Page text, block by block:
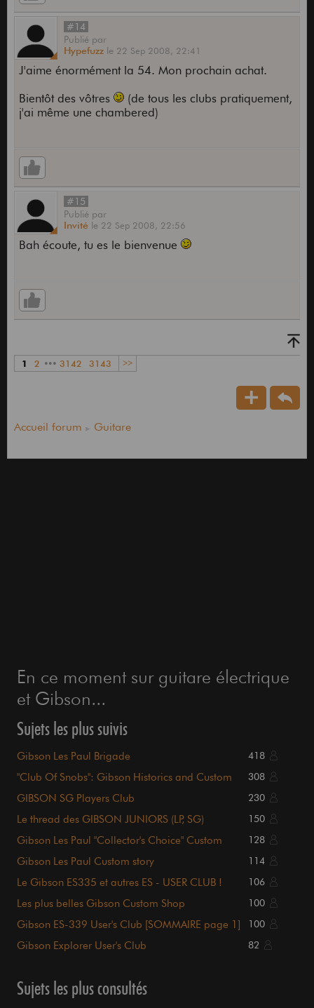
#14
Publié par
Hypefuzz le 22 Sep 2008, 22:41
J'aime énormément la 54. Mon prochain achat.
Bientôt des vôtres
(de tous les clubs pratiquement,
j'ai même une chambered)
#15
Publié par
Invité le 22 Sep 2008, 22:56
Bah écoute, tu es le bienvenue
1 2 ••• 3142 3143 >>
Accueil forum Guitare
En ce moment sur guitare électrique
et Gibson...
Sujets les plus suivis
Gibson Les Paul Brigade 418
"Club Of Snobs": Gibson Historics and Custom
308
GIBSON SG Players Club 230
Le thread des GIBSON JUNIORS (LP, SG) 150
Gibson Les Paul "Collector's Choice" Custom
128
Gibson Les Paul Custom story 114
Le Gibson ES335 et autres ES - USER CLUB ! 106
Les plus belles Gibson Custom Shop 100
Gibson ES-339 User's Club [SOMMAIRE page 1] 100
Gibson Explorer User's Club 82
Sujets les plus consultés